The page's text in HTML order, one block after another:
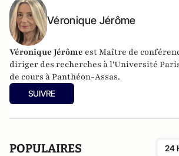
Véronique Jérôme
Véronique Jérôme est Maître de
diriger des recherches à l'Université
de cours à Panthéon-Assas.
SUIVRE
POPULAIRES 24